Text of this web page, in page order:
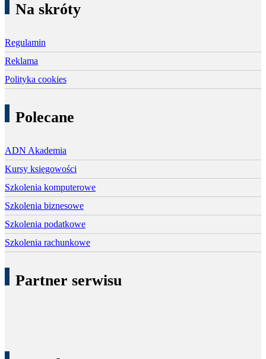
Na skróty
Regulamin
Reklama
Polityka cookies
Polecane
ADN Akademia
Kursy księgowości
Szkolenia komputerowe
Szkolenia biznesowe
Szkolenia podatkowe
Szkolenia rachunkowe
Partner serwisu